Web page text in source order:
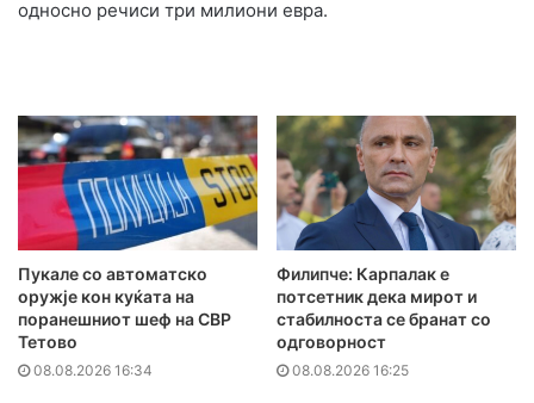
односно речиси три милиони евра.
Пукале со автоматско
оружје кон куќата на
поранешниот шеф на СВР
Тетово
08.08.2026 16:34
Филипче: Карпалак е
потсетник дека мирот и
стабилноста се бранат со
одговорност
08.08.2026 16:25